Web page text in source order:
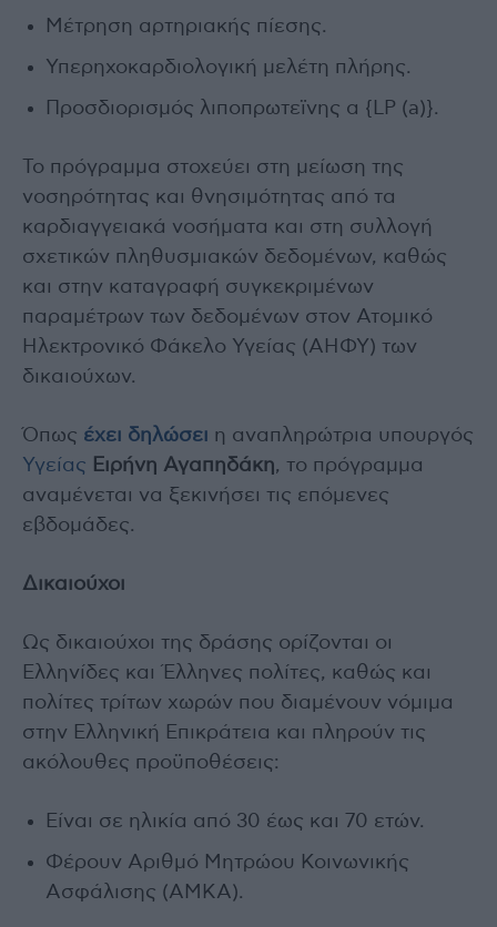
Μέτρηση αρτηριακής πίεσης.
Υπερηχοκαρδιολογική μελέτη πλήρης.
Προσδιορισμός λιποπρωτεϊνης α {LP (a)}.
Το πρόγραμμα στοχεύει στη μείωση της
νοσηρότητας και θνησιμότητας από τα
καρδιαγγειακά νοσήματα και στη συλλογή
σχετικών πληθυσμιακών δεδομένων, καθώς
και στην καταγραφή συγκεκριμένων
παραμέτρων των δεδομένων στον Ατομικό
Ηλεκτρονικό Φάκελο Υγείας (ΑΗΦΥ) των
δικαιούχων.
Όπως έχει δηλώσει η αναπληρώτρια υπουργός
Υγείας Ειρήνη Αγαπηδάκη, το πρόγραμμα
αναμένεται να ξεκινήσει τις επόμενες
εβδομάδες.
Δικαιούχοι
Ως δικαιούχοι της δράσης ορίζονται οι
Ελληνίδες και Έλληνες πολίτες, καθώς και
πολίτες τρίτων χωρών που διαμένουν νόμιμα
στην Ελληνική Επικράτεια και πληρούν τις
ακόλουθες προϋποθέσεις:
Είναι σε ηλικία από 30 έως και 70 ετών.
Φέρουν Αριθμό Μητρώου Κοινωνικής
Ασφάλισης (ΑΜΚΑ).